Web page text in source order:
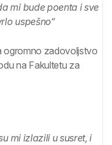
mi bude poenta i sve
uspešno“
ogromno zadovoljstvo
na Fakultetu za
mi izlazili u susret, i